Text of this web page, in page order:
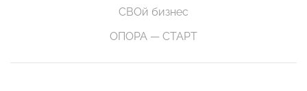
СВОй бизнес
ОПОРА — СТАРТ